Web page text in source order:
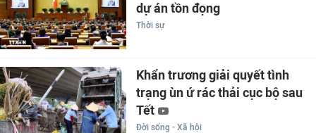
dự án tồn đọng
Thời sự
Khẩn trương giải quyết tình
trạng ùn ứ rác thải cục bộ sau
Tết
Đời sống - Xã hội